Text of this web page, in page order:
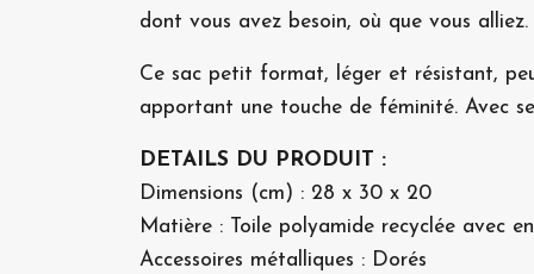
dont vous avez besoin, où que vous alliez.
Ce sac petit format, léger et résistant,
apportant une touche de féminité. Avec
DETAILS DU PRODUIT :
Dimensions (cm) : 28 x 30 x 20
Matière : Toile polyamide recyclée avec
Accessoires métalliques : Dorés